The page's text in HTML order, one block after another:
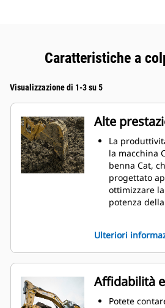
Caratteristiche a
Visualizzazione di 1-3 su 5
Alte
La
la macchina
benna Cat,
progettato
ottimizzare
potenza
benna. Il
aggiunto
della benna
riducendo i
I consumi di
Ulteriori
Affidabilità
Potete